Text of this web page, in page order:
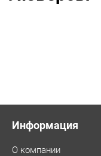
Информация
О компании